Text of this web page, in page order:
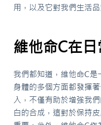
用，以及它對我們生活
維他命C在
我們都知道，維他命C是
身體的多個方面都發揮
入，不僅有助於增強我
白的合成，這對於保持